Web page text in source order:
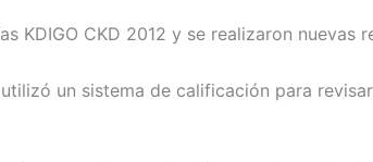
KDIGO CKD 2012 y se realizaron
un sistema de calificación para